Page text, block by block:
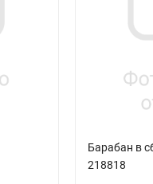
Барабан в
218818